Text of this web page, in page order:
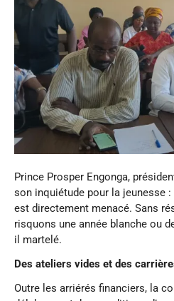
Prince Prosper Engonga,
son inquiétude pour la jeunesse :
est directement menacé. Sans
risquons une année blanche ou
il martelé.
Des ateliers vides et des
Outre les arriérés financiers, la